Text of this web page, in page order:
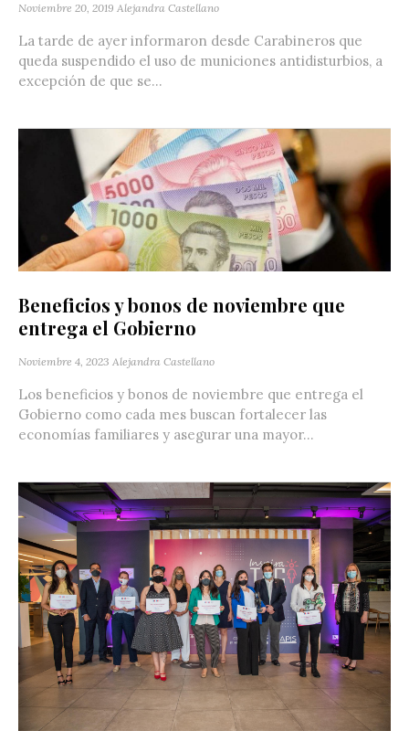
Noviembre 20, 2019 Alejandra Castellano
La tarde de ayer informaron desde Carabineros que
queda suspendido el uso de municiones antidisturbios, a
excepción de que se...
Beneficios y bonos de noviembre que
entrega el Gobierno
Noviembre 4, 2023 Alejandra Castellano
Los beneficios y bonos de noviembre que entrega el
Gobierno como cada mes buscan fortalecer las
economías familiares y asegurar una mayor...